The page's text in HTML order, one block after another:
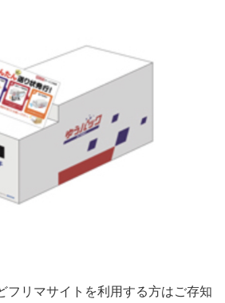
フリマサイトを利用する方はご存知